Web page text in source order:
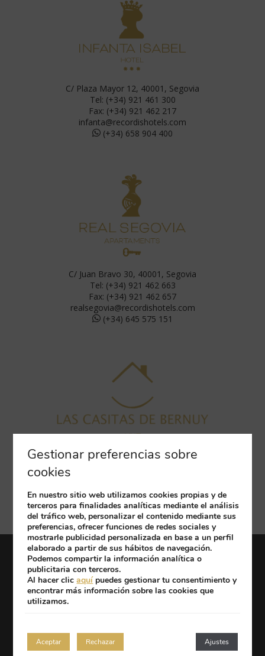
C/ Plaza Mayor 12, 40001, Segovia
Tel: (+34) 921 461 300
Fax: (+34) 921 462 217
infanta@recordishotels.com
(+34) 658 904 400
C/ Juan Bravo 30, 40001, Segovia
Tel: (+34) 921 462 663
Fax: (+34) 921 462 657
realsegovia@recordishotels.com
(+34) 645 575 151
Cruz de las Peñuelas, Bernuy de Porreros, 40190 Segovia
(+34) 656 569 439
Trabaje con nosotros
Aviso legal
Política de privacidad
Politíca de cookies
Mi reserva
Gestionar preferencias sobre
cookies
En nuestro sitio web utilizamos cookies propias y de
terceros para finalidades analíticas mediante el análisis
del tráfico web, personalizar el contenido mediante sus
preferencias, ofrecer funciones de redes sociales y
mostrarle publicidad personalizada en base a un perfil
elaborado a partir de sus hábitos de navegación.
Podemos compartir la información analítica o
publicitaria con terceros.
Al hacer clicaquípuedes gestionar tu consentimiento y
encontrar más información sobre las cookies que
utilizamos.
Aceptar Ajustes
Rechazar